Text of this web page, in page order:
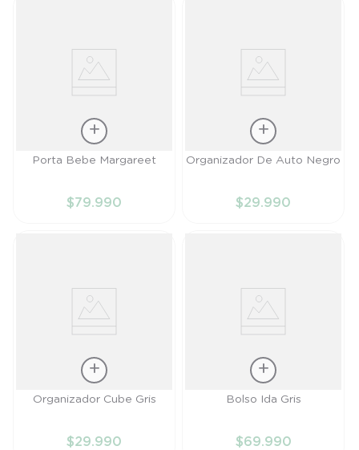
TallaPorta Bebe Margareet
$79.990
Talla
Organizador De Auto Negro
$29.990
TallaOrganizador Cube Gris
$29.990
Bolso Ida Gris
$69.990